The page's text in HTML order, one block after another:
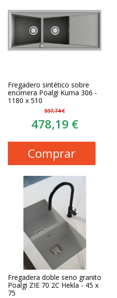
Fregadero sintético sobre
encimera Poalgi Kuma 306 -
1180 x 510
597,74 €
478,19 €
Comprar
Fregadera doble seno granito
Poalgi ZIE 70 2C Hekla - 45 x
75